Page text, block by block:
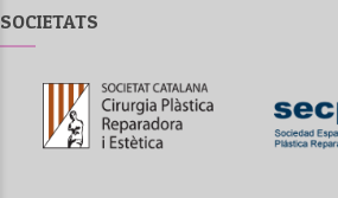
SOCIETATS